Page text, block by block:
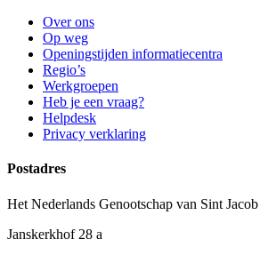
Over ons
Op weg
Openingstijden informatiecentra
Regio’s
Werkgroepen
Heb je een vraag?
Helpdesk
Privacy verklaring
Postadres
Het Nederlands Genootschap van Sint Jacob
Janskerkhof 28 a